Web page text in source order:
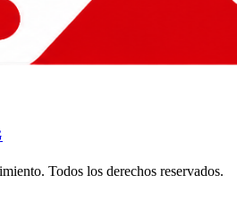
Todos los derechos reservados.